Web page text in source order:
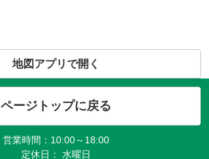
地図アプリで開く
ページトップに戻る
営業時間：10:00～18:00
定休日： 水曜日